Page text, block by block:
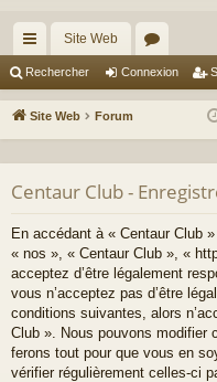
cc
ès
ra
Site Web
or
u
m
Rechercher Connexion
Site Web Forum
Centaur Club -
En accédant à « Centaur Club
« nos », « Centaur Club », «
acceptez d’être légalement
vous n’acceptez pas d’être
conditions suivantes, alors
Club ». Nous pouvons modifier
ferons tout pour que vous en
vérifier régulièrement celles-ci